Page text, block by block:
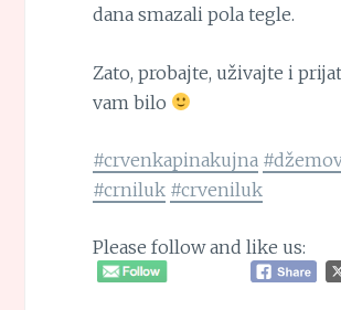
dana smazali pola tegle.
Zato, probajte, uživajte i
vam bilo
#crvenkapinakujna
#crniluk #crveniluk
Please follow and like us: